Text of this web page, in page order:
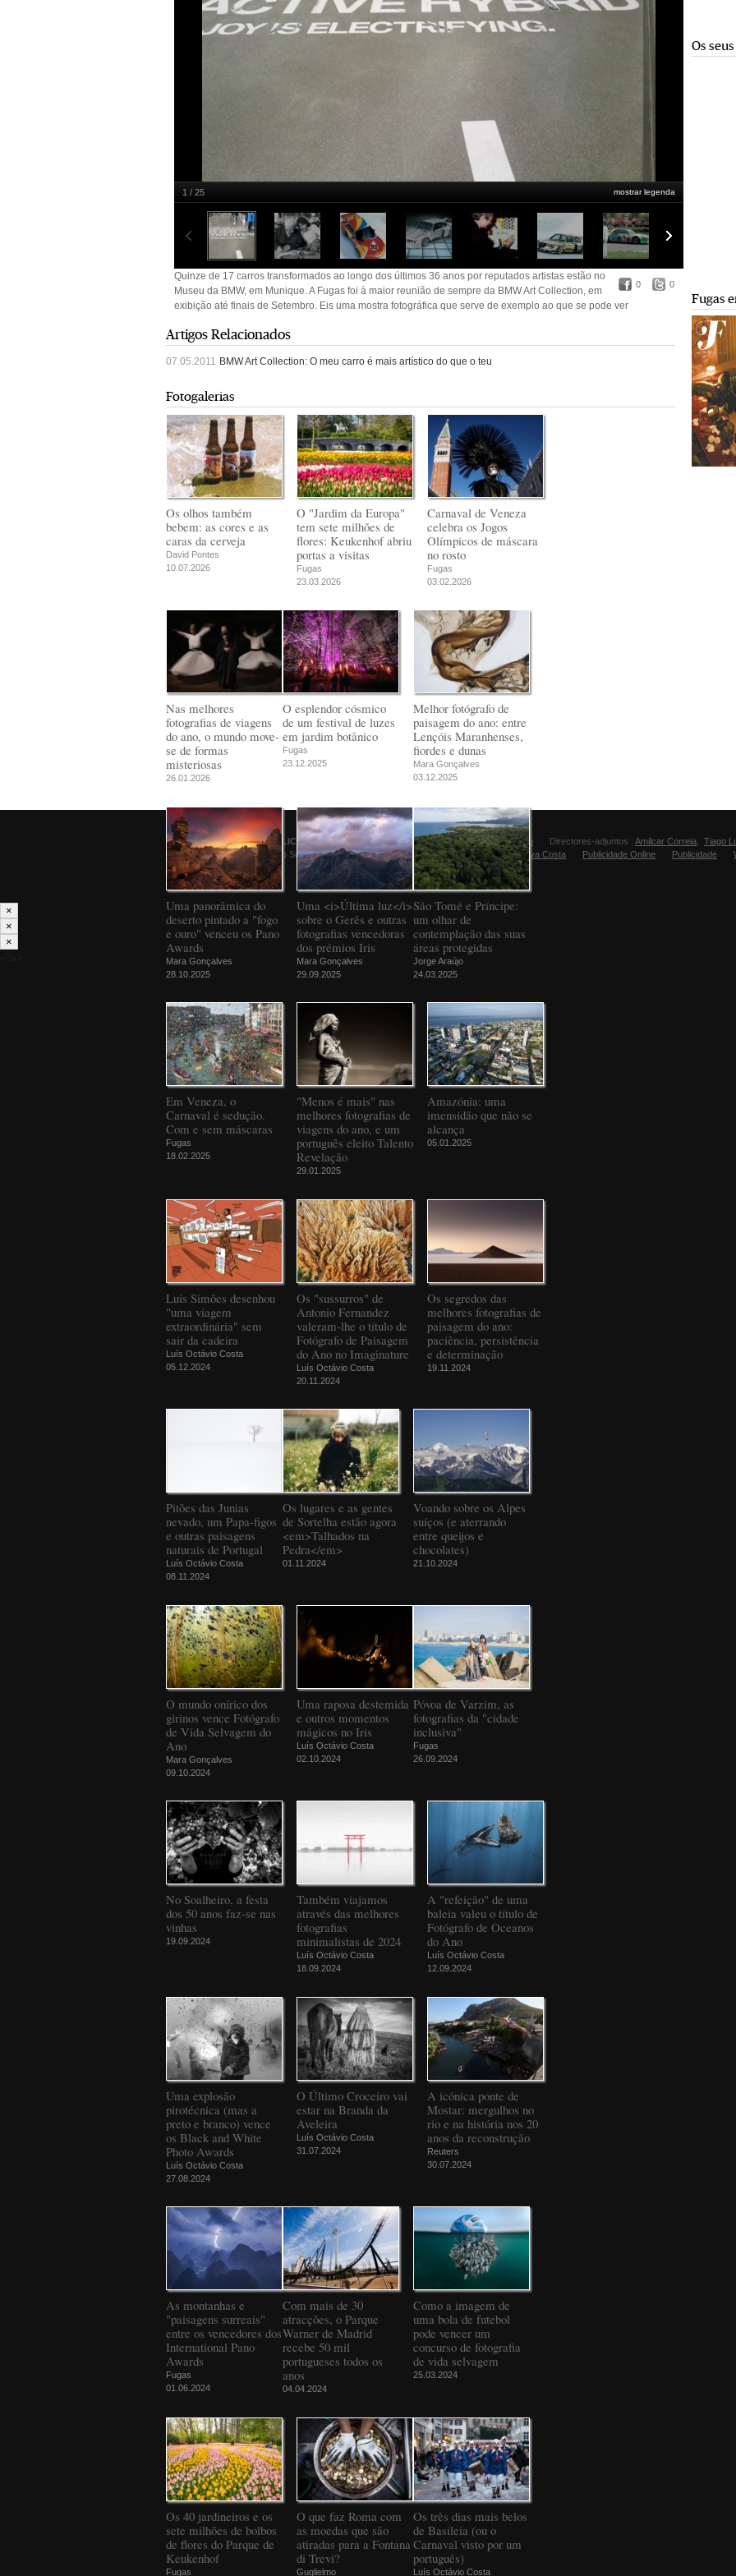
Quinze dos 17 carros transformados ao longo dos últimos 36 anos por reputados artistas estão no Museu da BMW em
Munique. A Fugas foi à maior reunião de sempre da BMW Art Collection em exibição até finais de Setembro. Eis uma mostra
fotográfica que serve de exemplo ao que se pode ver. Carla B. Ribeiro conta mais em http://fugas.publico.pt/284446
mostrar legenda
1 / 25
0 0
Quinze de 17 carros transformados ao longo dos últimos 36 anos por reputados artistas estão no
Museu da BMW, em Munique. A Fugas foi à maior reunião de sempre da BMW Art Collection, em
exibição até finais de Setembro. Eis uma mostra fotográfica que serve de exemplo ao que se pode ver
Artigos Relacionados
07.05.2011 BMW Art Collection: O meu carro é mais artístico do que o teu
Fotogalerias
Os olhos também
bebem: as cores e as
caras da cerveja
David Pontes
10.07.2026
O "Jardim da Europa"
tem sete milhões de
flores: Keukenhof abriu
portas a visitas
Fugas
23.03.2026
Carnaval de Veneza
celebra os Jogos
Olímpicos de máscara
no rosto
Fugas
03.02.2026
Nas melhores
fotografias de viagens
do ano, o mundo move-
se de formas
misteriosas
26.01.2026
O esplendor cósmico
de um festival de luzes
em jardim botânico
Fugas
23.12.2025
Melhor fotógrafo de
paisagem do ano: entre
Lençóis Maranhenses,
fiordes e dunas
Mara Gonçalves
03.12.2025
Uma panorâmica do
deserto pintado a "fogo
e ouro" venceu os Pano
Awards
Mara Gonçalves
28.10.2025
Uma <i>Última luz</i>
sobre o Gerês e outras
fotografias vencedoras
dos prémios Iris
Mara Gonçalves
29.09.2025
São Tomé e Príncipe:
um olhar de
contemplação das suas
áreas protegidas
Jorge Araújo
24.03.2025
Em Veneza, o
Carnaval é sedução.
Com e sem máscaras
Fugas
18.02.2025
"Menos é mais" nas
melhores fotografias de
viagens do ano, e um
português eleito Talento
Revelação
29.01.2025
Amazónia: uma
imensidão que não se
alcança
05.01.2025
Luís Simões desenhou
"uma viagem
extraordinária" sem
sair da cadeira
Luís Octávio Costa
05.12.2024
Os "sussurros" de
Antonio Fernandez
valeram-lhe o título de
Fotógrafo de Paisagem
do Ano no Imaginature
Luís Octávio Costa
20.11.2024
Os segredos das
melhores fotografias de
paisagem do ano:
paciência, persistência
e determinação
19.11.2024
Pitões das Junias
nevado, um Papa-figos
e outras paisagens
naturais de Portugal
Luís Octávio Costa
08.11.2024
Os lugares e as gentes
de Sortelha estão agora
<em>Talhados na
Pedra</em>
01.11.2024
Voando sobre os Alpes
suíços (e aterrando
entre queijos e
chocolates)
21.10.2024
O mundo onírico dos
girinos vence Fotógrafo
de Vida Selvagem do
Ano
Mara Gonçalves
09.10.2024
Uma raposa destemida
e outros momentos
mágicos no Iris
Luís Octávio Costa
02.10.2024
Póvoa de Varzim, as
fotografias da "cidade
inclusiva"
Fugas
26.09.2024
No Soalheiro, a festa
dos 50 anos faz-se nas
vinhas
19.09.2024
Também viajamos
através das melhores
fotografias
minimalistas de 2024
Luís Octávio Costa
18.09.2024
A "refeição" de uma
baleia valeu o título de
Fotógrafo de Oceanos
do Ano
Luís Octávio Costa
12.09.2024
Uma explosão
pirotécnica (mas a
preto e branco) vence
os Black and White
Photo Awards
Luís Octávio Costa
27.08.2024
O Último Croceiro vai
estar na Branda da
Aveleira
Luís Octávio Costa
31.07.2024
A icónica ponte de
Mostar: mergulhos no
rio e na história nos 20
anos da reconstrução
Reuters
30.07.2024
As montanhas e
"paisagens surreais"
entre os vencedores dos
International Pano
Awards
Fugas
01.06.2024
Com mais de 30
atracções, o Parque
Warner de Madrid
recebe 50 mil
portugueses todos os
anos
04.04.2024
Como a imagem de
uma bola de futebol
pode vencer um
concurso de fotografia
de vida selvagem
25.03.2024
Os 40 jardineiros e os
sete milhões de bolbos
de flores do Parque de
Keukenhof
Fugas
O que faz Roma com
as moedas que são
atiradas para a Fontana
di Trevi?
Guglielmo
Os três dias mais belos
de Basileia (ou o
Carnaval visto por um
português)
Luís Octávio Costa
Os
Fugas
© 2026PÚBLICO
Comunicação Social SA
Director:Manuel Carvalho Directores-adjuntos : Amilcar Correia
Tiago
Editora Fugas:Sandra Silva Costa Publicidade Online Publicidade
×
×
×